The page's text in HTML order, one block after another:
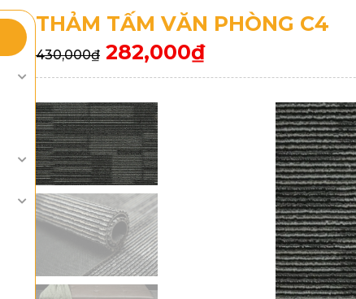
THẢM TẤM VĂN PHÒNG C4
430,000₫ 282,000₫